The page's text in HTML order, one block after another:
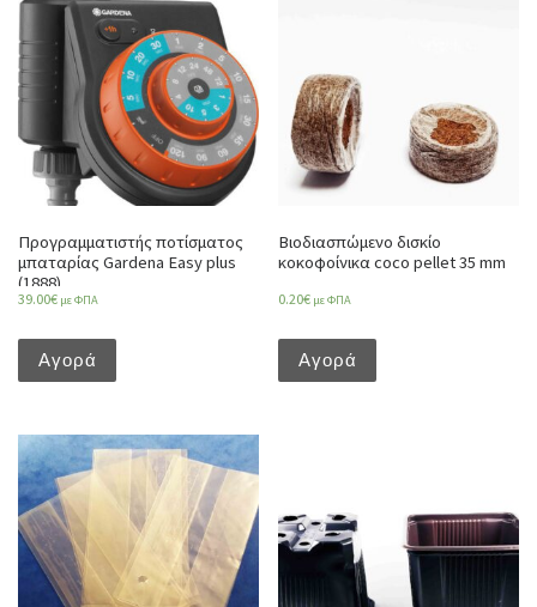
Προγραμματιστής ποτίσματος
μπαταρίας Gardena Easy plus
(1888)
39.00€ με ΦΠΑ
Αγορά
Βιοδιασπώμενο δισκίο
κοκοφοίνικα coco pellet 35 mm
0.20€ με ΦΠΑ
Αγορά